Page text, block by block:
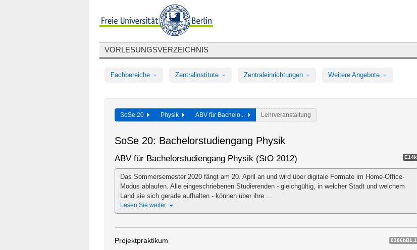
VORLESUNGSVERZEICHNIS
Fachbereiche Zentralinstitute Zentraleinrichtungen Weitere Angebote
SoSe 20 Physik ABV für Bachelo... Lehrveranstaltung
SoSe 20: Bachelorstudiengang Physik
ABV für Bachelorstudiengang Physik (StO 2012) E14k
Das Sommersemester 2020 fängt am 20. April an und wird über digitale Formate im Home-Office-
Modus ablaufen. Alle eingeschriebenen Studierenden - gleichgültig, in welcher Stadt und welchem
Land sie sich gerade aufhalten - können über ihre ...
Lesen Sie weiter
Projektpraktikum 0186bB1.1